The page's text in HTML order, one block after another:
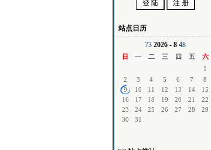
站点日历
73 2026 - 8 48
日 一 二 三 四 五
六
1
2
3 4 5 6 7
8
9
10 11 12 13 14
15
16
17 18 19 20 21
22
23
24 25 26 27 28
29
30
31